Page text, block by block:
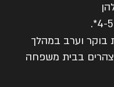
בוקר וערב במהלך
צהרים בבית משפחה